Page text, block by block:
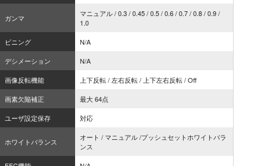
ガンマ
マニュアル / 0.3 / 0.45 / 0.5 / 0.6 / 0.7 / 0.8 / 0.9 /
1.0
ビニング
N/A
デシメーション
N/A
画像反転機能
上下反転 / 左右反転 / 上下左右反転 / Off
画素欠陥補正
最大 64点
ユーザ設定保存
対応
ホワイトバランス
オート / マニュアル /プッシュセットホワイトバラ
ンス